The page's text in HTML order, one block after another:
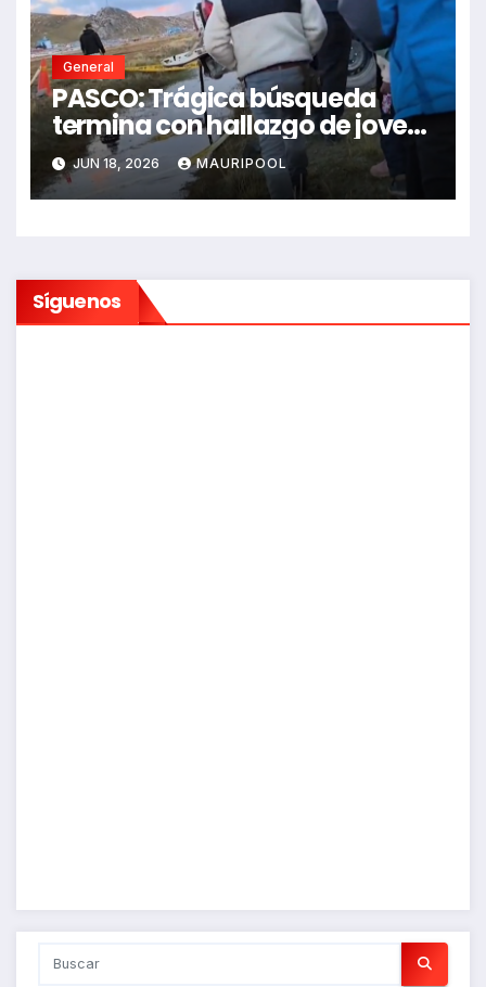
General
PASCO: Trágica búsqueda
termina con hallazgo de joven
sin vida en Rancas
JUN 18, 2026 MAURIPOOL
Síguenos